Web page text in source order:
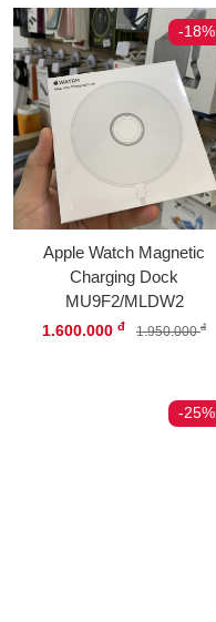
-18%
Apple Watch Magnetic
Charging Dock
MU9F2/MLDW2
1.600.000 đ 1.950.000đ
-25%